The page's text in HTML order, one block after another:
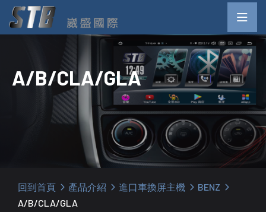
A/B/CLA/GLA
回到首頁 產品介紹 進口車換屏主機
BENZ
A/B/CLA/GLA